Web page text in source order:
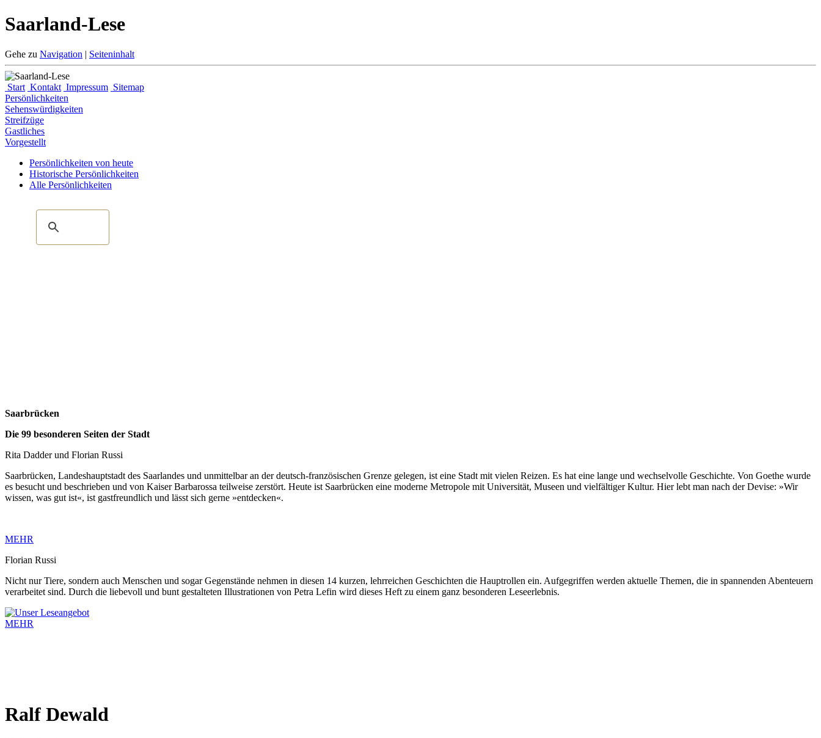
Saarland-Lese
Gehe zu Navigation | Seiteninhalt
Start Kontakt Impressum Sitemap
Persönlichkeiten
Sehenswürdigkeiten
Streifzüge
Gastliches
Vorgestellt
Persönlichkeiten von heute
Historische Persönlichkeiten
Alle Persönlichkeiten
Saarbrücken
Die 99 besonderen Seiten der Stadt
Rita Dadder und Florian Russi
Saarbrücken, Landeshauptstadt des Saarlandes und unmittelbar an der deutsch-französischen Grenze gelegen, ist eine Stadt mit vielen Reizen. Es hat eine lange und wechselvolle Geschichte. Von Goethe wurde
es besucht und beschrieben und von Kaiser Barbarossa teilweise zerstört. Heute ist Saarbrücken eine moderne Metropole mit Universität, Museen und vielfältiger Kultur. Hier lebt man nach der Devise: »Wir
wissen, was gut ist«, ist gastfreundlich und lässt sich gerne »entdecken«.
MEHR
Florian Russi
Nicht nur Tiere, sondern auch Menschen und sogar Gegenstände nehmen in diesen 14 kurzen, lehrreichen Geschichten die Hauptrollen ein. Aufgegriffen werden aktuelle Themen, die in spannenden Abenteuern
verarbeitet sind. Durch die liebevoll und bunt gestalteten Illustrationen von Petra Lefin wird dieses Heft zu einem ganz besonderen Leseerlebnis.
MEHR
Ralf Dewald